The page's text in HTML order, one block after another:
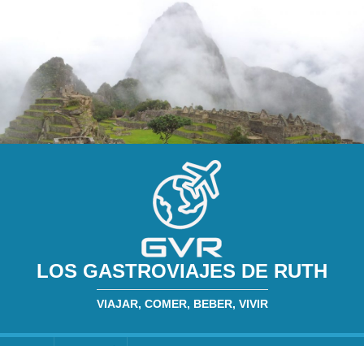
LOS GASTROVIAJES DE RUTH
VIAJAR, COMER, BEBER, VIVIR